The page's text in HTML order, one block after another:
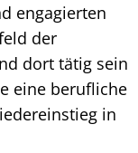
engagierten
der
dort tätig sein
eine berufliche
in